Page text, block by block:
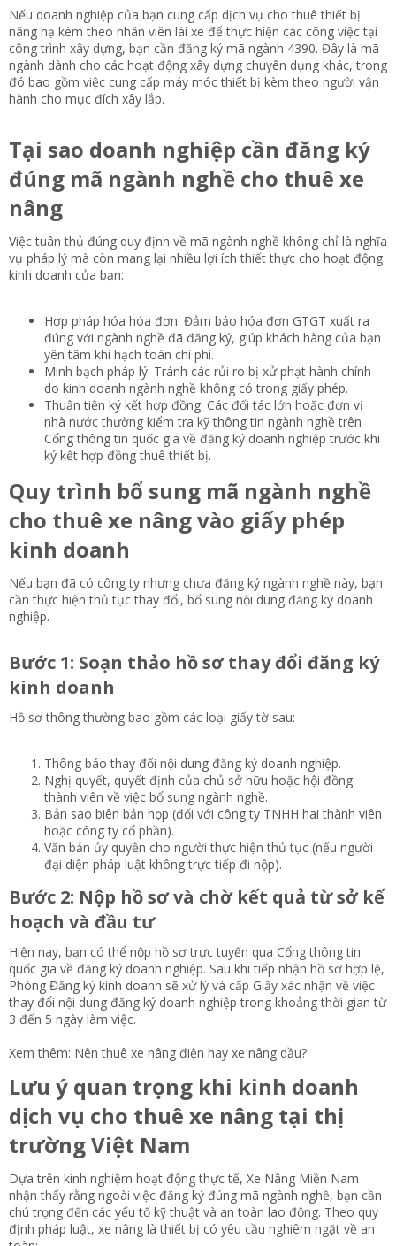
Nếu doanh nghiệp của bạn cung cấp dịch vụ cho thuê thiết bị
nâng hạ kèm theo nhân viên lái xe để thực hiện các công việc tại
công trình xây dựng, bạn cần đăng ký mã ngành 4390. Đây là mã
ngành dành cho các hoạt động xây dựng chuyên dụng khác, trong
đó bao gồm việc cung cấp máy móc thiết bị kèm theo người vận
hành cho mục đích xây lắp.
Tại sao doanh nghiệp cần đăng ký
đúng mã ngành nghề cho thuê xe
nâng​
Việc tuân thủ đúng quy định về mã ngành nghề không chỉ là nghĩa
vụ pháp lý mà còn mang lại nhiều lợi ích thiết thực cho hoạt động
kinh doanh của bạn:
Hợp pháp hóa hóa đơn: Đảm bảo hóa đơn GTGT xuất ra
đúng với ngành nghề đã đăng ký, giúp khách hàng của bạn
yên tâm khi hạch toán chi phí.
Minh bạch pháp lý: Tránh các rủi ro bị xử phạt hành chính
do kinh doanh ngành nghề không có trong giấy phép.
Thuận tiện ký kết hợp đồng: Các đối tác lớn hoặc đơn vị
nhà nước thường kiểm tra kỹ thông tin ngành nghề trên
Cổng thông tin quốc gia về đăng ký doanh nghiệp trước khi
ký kết hợp đồng thuê thiết bị.
Quy trình bổ sung mã ngành nghề
cho thuê xe nâng vào giấy phép
kinh doanh​
Nếu bạn đã có công ty nhưng chưa đăng ký ngành nghề này, bạn
cần thực hiện thủ tục thay đổi, bổ sung nội dung đăng ký doanh
nghiệp.
Bước 1: Soạn thảo hồ sơ thay đổi đăng ký
kinh doanh​
Hồ sơ thông thường bao gồm các loại giấy tờ sau:
Thông báo thay đổi nội dung đăng ký doanh nghiệp.
Nghị quyết, quyết định của chủ sở hữu hoặc hội đồng
thành viên về việc bổ sung ngành nghề.
Bản sao biên bản họp (đối với công ty TNHH hai thành viên
hoặc công ty cổ phần).
Văn bản ủy quyền cho người thực hiện thủ tục (nếu người
đại diện pháp luật không trực tiếp đi nộp).
Bước 2: Nộp hồ sơ và chờ kết quả từ sở kế
hoạch và đầu tư​
Hiện nay, bạn có thể nộp hồ sơ trực tuyến qua Cổng thông tin
quốc gia về đăng ký doanh nghiệp. Sau khi tiếp nhận hồ sơ hợp lệ,
Phòng Đăng ký kinh doanh sẽ xử lý và cấp Giấy xác nhận về việc
thay đổi nội dung đăng ký doanh nghiệp trong khoảng thời gian từ
3 đến 5 ngày làm việc.
Xem thêm: Nên thuê xe nâng điện hay xe nâng dầu?
Lưu ý quan trọng khi kinh doanh
dịch vụ cho thuê xe nâng tại thị
trường Việt Nam​
Dựa trên kinh nghiệm hoạt động thực tế, Xe Nâng Miền Nam
nhận thấy rằng ngoài việc đăng ký đúng mã ngành nghề, bạn cần
chú trọng đến các yếu tố kỹ thuật và an toàn lao động. Theo quy
định pháp luật, xe nâng là thiết bị có yêu cầu nghiêm ngặt về an